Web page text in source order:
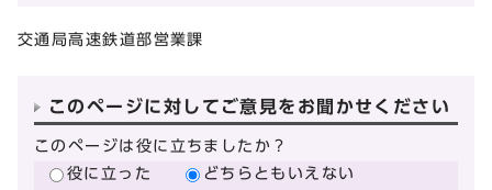
交通局高速鉄道部営業課
このページに対してご意見をお聞かせください
このページは役に立ちましたか？
役に立った
どちらともいえない